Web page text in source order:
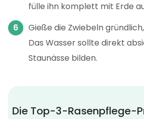
fülle ihn komplett mit Erde
Gieße die Zwiebeln
Das Wasser sollte direkt
Staunässe bilden.
Die Top-3-Rasenpflege-